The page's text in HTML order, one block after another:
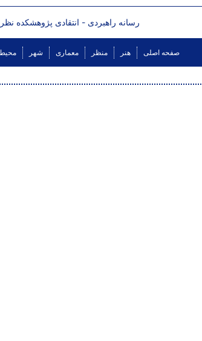
رسانه راهبردی - انتقادی پژوهشکده نظر
صفحه اصلی هنر منظر معماری شهر محیط